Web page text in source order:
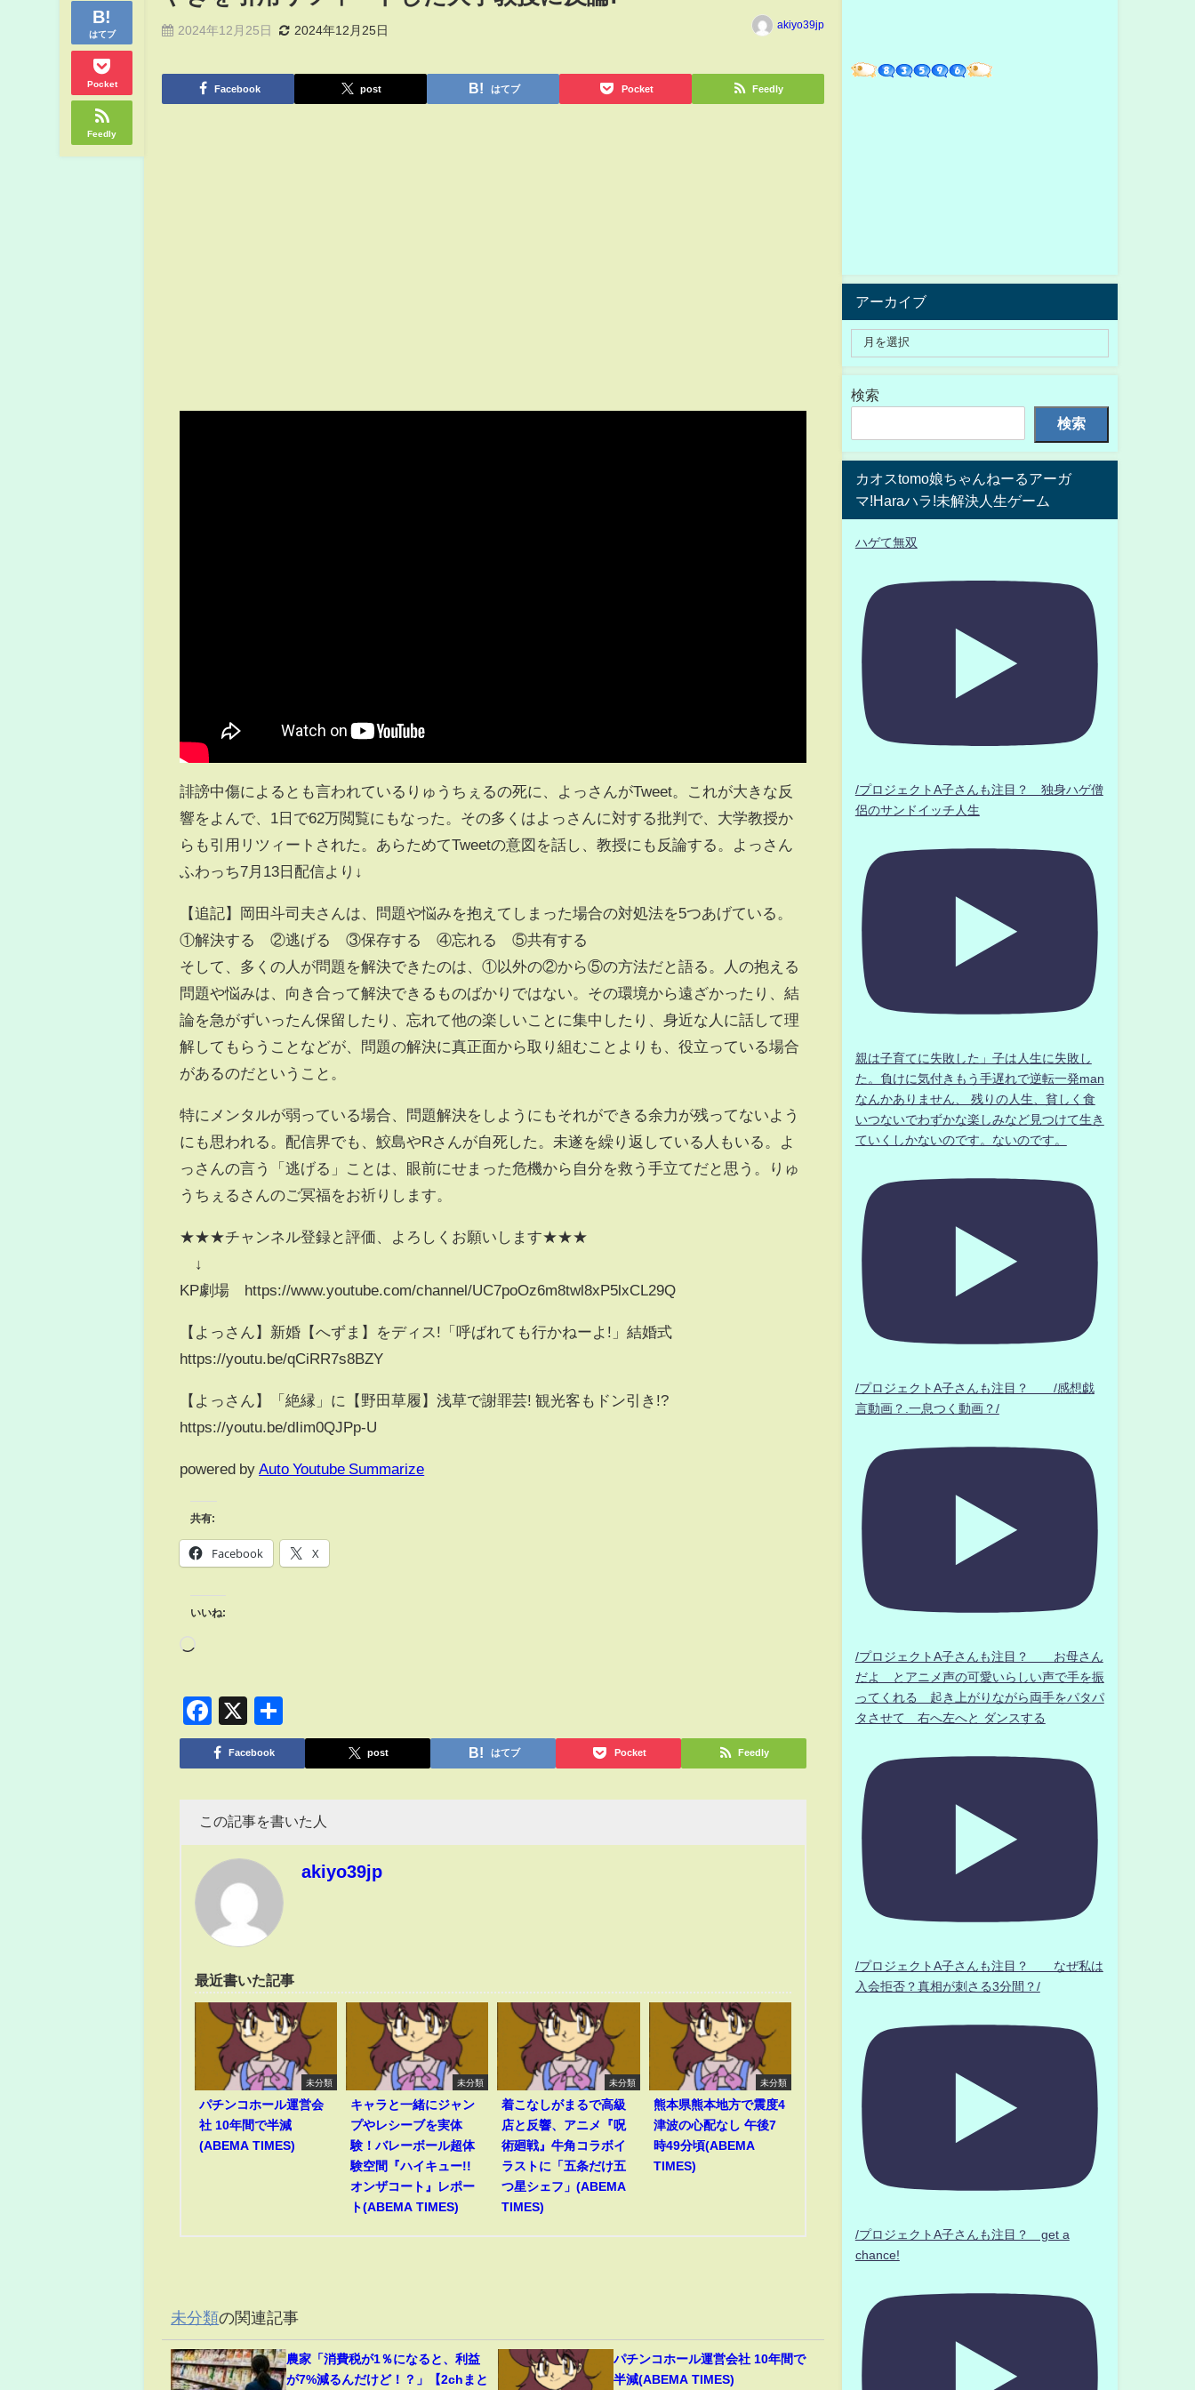
はてブ
Pocket
Feedly
2024年12月25日 2024年12月25日 akiyo39jp
Facebook post はてブ Pocket Feedly
誹謗中傷によるとも言われているりゅうちぇるの死に、よっさんがTweet。これが大きな反
響をよんで、1日で62万閲覧にもなった。その多くはよっさんに対する批判で、大学教授か
らも引用リツィートされた。あらためてTweetの意図を話し、教授にも反論する。よっさん
ふわっち7月13日配信より↓
【追記】岡田斗司夫さんは、問題や悩みを抱えてしまった場合の対処法を5つあげている。
①解決する ②逃げる ③保存する ④忘れる ⑤共有する
そして、多くの人が問題を解決できたのは、①以外の②から⑤の方法だと語る。人の抱える
問題や悩みは、向き合って解決できるものばかりではない。その環境から遠ざかったり、結
論を急がずいったん保留したり、忘れて他の楽しいことに集中したり、身近な人に話して理
解してもらうことなどが、問題の解決に真正面から取り組むことよりも、役立っている場合
があるのだということ。
特にメンタルが弱っている場合、問題解決をしようにもそれができる余力が残ってないよう
にも思われる。配信界でも、鮫島やRさんが自死した。未遂を繰り返している人もいる。よ
っさんの言う「逃げる」ことは、眼前にせまった危機から自分を救う手立てだと思う。りゅ
うちぇるさんのご冥福をお祈りします。
★★★チャンネル登録と評価、よろしくお願いします★★★
↓
KP劇場 https://www.youtube.com/channel/UC7poOz6m8twl8xP5lxCL29Q
【よっさん】新婚【へずま】をディス!「呼ばれても行かねーよ!」結婚式
https://youtu.be/qCiRR7s8BZY
【よっさん】「絶縁」に【野田草履】浅草で謝罪芸! 観光客もドン引き!?
https://youtu.be/dIim0QJPp-U
powered by Auto Youtube Summarize
共有:
Facebook X
いいね:
Facebook
X
有
Facebook post はてブ Pocket Feedly
この記事を書いた人
akiyo39jp
最近書いた記事
未分類
パチンコホール運営会
社 10年間で半減
(ABEMA TIMES)
未分類
キャラと一緒にジャン
プやレシーブを実体
験！バレーボール超体
験空間『ハイキュー!!
オンザコート』レポー
ト(ABEMA TIMES)
未分類
着こなしがまるで高級
店と反響、アニメ『呪
術廻戦』牛角コラボイ
ラストに「五条だけ五
つ星シェフ」(ABEMA
TIMES)
未分類
熊本県熊本地方で震度4
津波の心配なし 午後7
時49分頃(ABEMA
TIMES)
未分類の関連記事
農家「消費税が1％になると、利益
が7%減るんだけど！？」【2chまと
パチンコホール運営会社 10年間で
半減(ABEMA TIMES)
アーカイブ
検索
検索
カオスtomo娘ちゃんねーるアーガ
マ!Haraハラ!未解決人生ゲーム
ハゲて無双
/プロジェクトA子さんも注目？ 独身ハゲ僧
侶のサンドイッチ人生
親は子育てに失敗した」子は人生に失敗し
た。負けに気付きもう手遅れで逆転一発man
なんかありません、 残りの人生、貧しく食
いつないでわずかな楽しみなど見つけて生き
ていくしかないのです。ないのです。
/プロジェクトA子さんも注目？ /感想戯
言動画？.一息つく動画？/
/プロジェクトA子さんも注目？ お母さん
だよ とアニメ声の可愛いらしい声で手を振
ってくれる 起き上がりながら両手をパタパ
タさせて 右へ左へと ダンスする
/プロジェクトA子さんも注目？ なぜ私は
入会拒否？真相が刺さる3分間？/
/プロジェクトA子さんも注目？ get a
chance!